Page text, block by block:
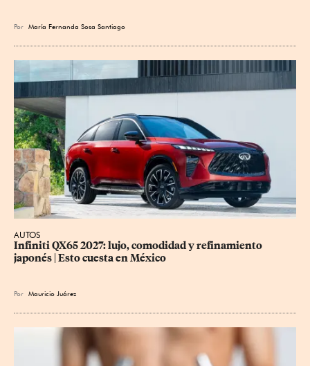
Por María Fernanda Sosa Santiago
AUTOS
Infiniti QX65 2027: lujo, comodidad y refinamiento
japonés | Esto cuesta en México
Por Mauricio Juárez